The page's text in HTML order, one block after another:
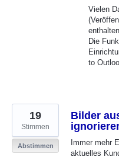
Vielen
Die
to
Bilder
Immer mehr
aktuelles
19
Stimmen
Abstimmen